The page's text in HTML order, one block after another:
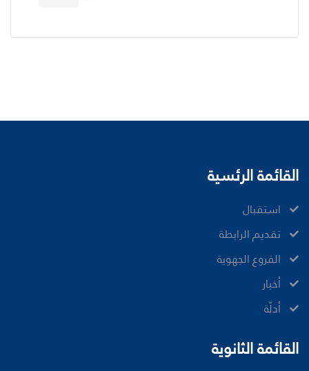
القائمة الرئسية
ﺍﺳﺘﻘﺒﺎﻝ
ﺗﻘﺪﻳﻢ ﺍﻟﺮﺍﺑﻄﺔ
الفروع الجهوية
ﺃﺧﺒﺎﺭ
أدلّة
القائمة الثانوية